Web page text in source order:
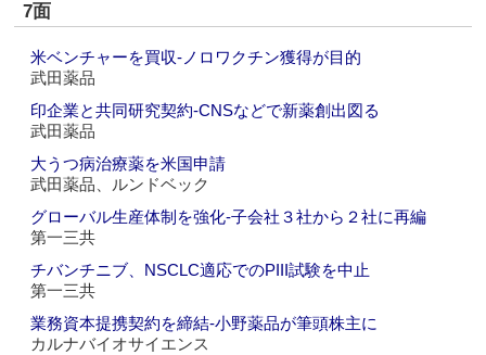
7面
米ベンチャーを買収‐ノロワクチン獲得が目的
武田薬品
印企業と共同研究契約‐CNSなどで新薬創出図る
武田薬品
大うつ病治療薬を米国申請
武田薬品、ルンドベック
グローバル生産体制を強化‐子会社３社から２社に再編
第一三共
チバンチニブ、NSCLC適応でのPIII試験を中止
第一三共
業務資本提携契約を締結‐小野薬品が筆頭株主に
カルナバイオサイエンス